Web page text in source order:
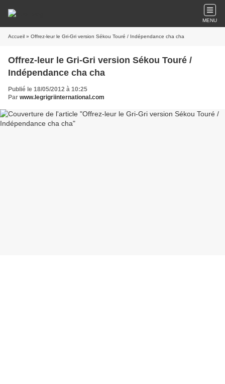
MENU
Accueil » Offrez-leur le Gri-Gri version Sékou Touré / Indépendance cha cha
Offrez-leur le Gri-Gri version Sékou Touré /
Indépendance cha cha
Publié le 18/05/2012 à 10:25
Par www.legrigriinternational.com